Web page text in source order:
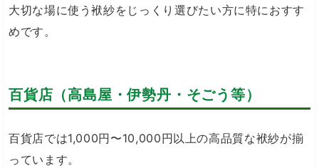
大切な場に使う袱紗をじっくり選びたい方に特におすす
めです。
百貨店（高島屋・伊勢丹・そごう等）
百貨店では1,000円〜10,000円以上の高品質な袱紗が揃
っています。